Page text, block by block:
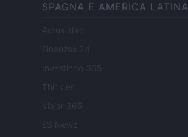
SPAGNA E AMERICA LATINA
Actualidad
Finanzas 24
Investindo 365
Think.es
Viajar 365
ES Newz